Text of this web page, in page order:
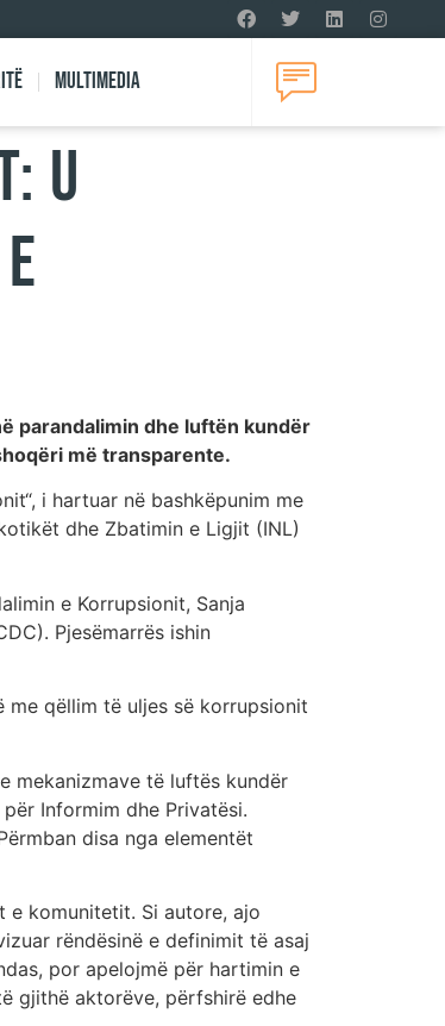
Multimedia
U
parandalimin dhe luftën kundër
më transparente.
i hartuar në bashkëpunim me
dhe Zbatimin e Ligjit (INL)
e Korrupsionit, Sanja
Pjesëmarrës ishin
qëllim të uljes së korrupsionit
mekanizmave të luftës kundër
Informim dhe Privatësi.
disa nga elementët
e komunitetit. Si autore, ajo
rëndësinë e definimit të asaj
por apelojmë për hartimin e
gjithë aktorëve, përfshirë edhe